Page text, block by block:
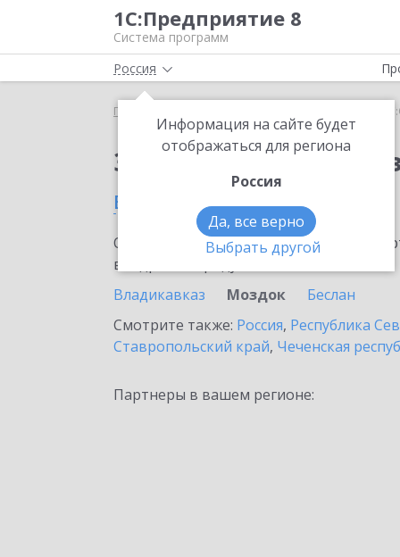
1С:Предприятие 8
Система программ
Россия
Информация на сайте будет
отображаться для региона
Россия
Да, все верно
Выбрать другой
Главная
Заказать 1С:Онлайн-
в Моздоке
Ознакомьтесь с информационными
внедрение продукта.
Владикавказ
Моздок
Беслан
Смотрите также: Россия, Республика
Ставропольский край, Чеченская
Партнеры в вашем регионе: